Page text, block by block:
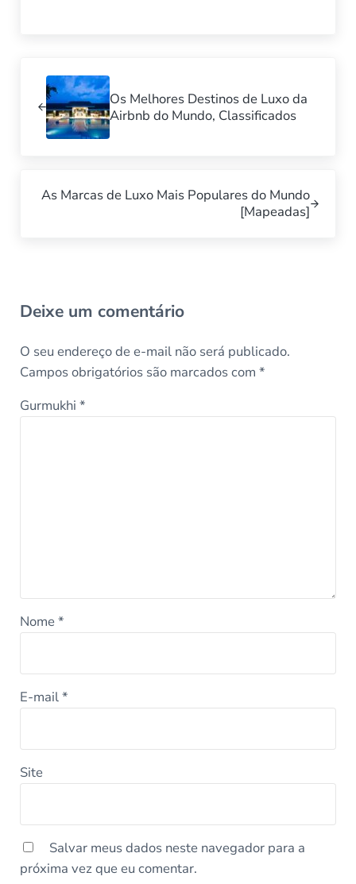
Os Melhores Destinos de Luxo da
Airbnb do Mundo, Classificados
As Marcas de Luxo Mais Populares do Mundo
[Mapeadas]
Deixe um comentário
O seu endereço de e-mail não será publicado.
Campos obrigatórios são marcados com *
Gurmukhi *
Nome*
E-mail*
Site
Salvar meus dados neste navegador para a
próxima vez que eu comentar.